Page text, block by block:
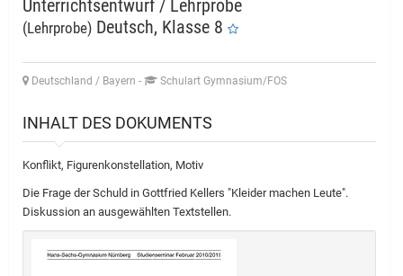
Unterrichtsentwurf / Lehrprobe
(Lehrprobe) Deutsch, Klasse 8
Deutschland / Bayern - Schulart Gymnasium/FOS
INHALT DES DOKUMENTS
Konflikt, Figurenkonstellation, Motiv
Die Frage der Schuld in Gottfried Kellers "Kleider machen Leute".
Diskussion an ausgewählten Textstellen.